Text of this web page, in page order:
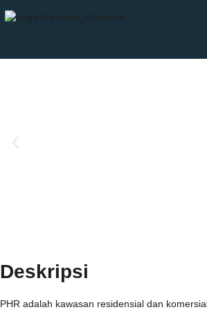
Deskripsi
PHR adalah kawasan residensial dan